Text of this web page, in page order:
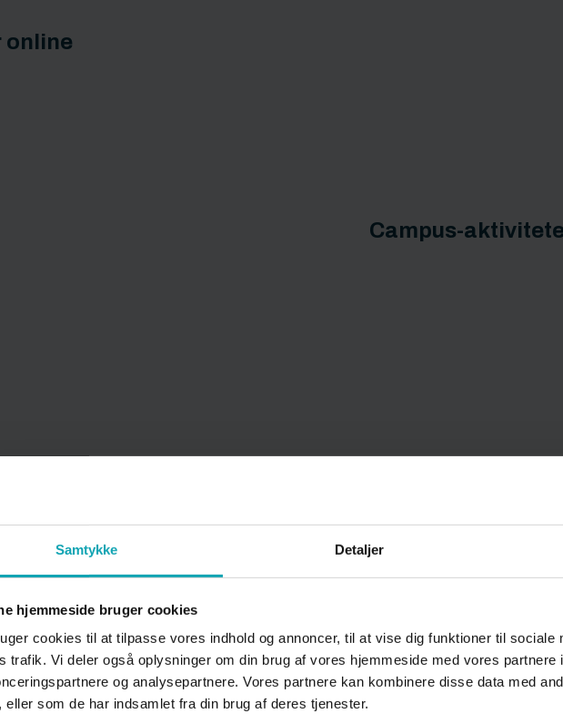
Samtykke Detaljer
hjemmeside bruger cookies
cookies til at tilpasse vores indhold og annoncer, til at vise dig funktioner til sociale
trafik. Vi deler også oplysninger om din brug af vores hjemmeside med vores partnere
og analysepartnere. Vores partnere kan kombinere disse data med
eller som de har indsamlet fra din brug af deres tjenester.
online
Campus-
grundforløbet
Eksamenshæftet